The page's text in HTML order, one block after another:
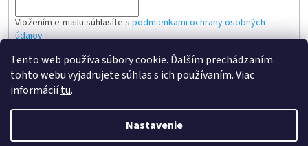
Tento web používa súbory cookie. Ďalším prechádzaním
tohto webu vyjadrujete súhlas s ich používaním. Viac
informáciítu.
Nastavenie
Vložením e-mailu súhlasíte s podmienkami ochrany osobných
údajov
PRIHLÁSIŤ SA
Vytvoril Shoptet